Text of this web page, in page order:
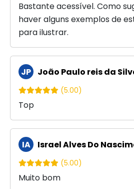
Bastante acessível. Como
haver alguns exemplos de
para ilustrar.
JP João Paulo reis da
(5.00)
Top
IA Israel Alves Do
(5.00)
Muito bom